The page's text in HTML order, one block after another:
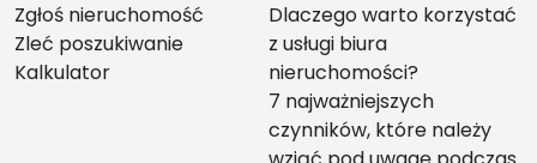
Zgłoś nieruchomość
Zleć poszukiwanie
Kalkulator
Dlaczego warto korzystać
z usługi biura
nieruchomości?
7 najważniejszych
czynników, które należy